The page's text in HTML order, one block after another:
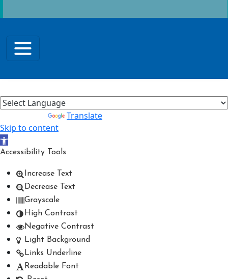
Translate
Skip to content
Open toolbar
Accessibility Tools
Increase Text
Decrease Text
Grayscale
High Contrast
Negative Contrast
Light Background
Links Underline
Readable Font